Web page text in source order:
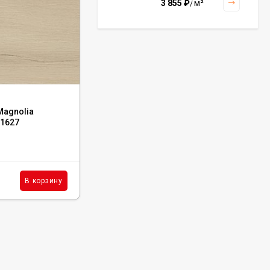
В корзину
3 855 ₽/м²